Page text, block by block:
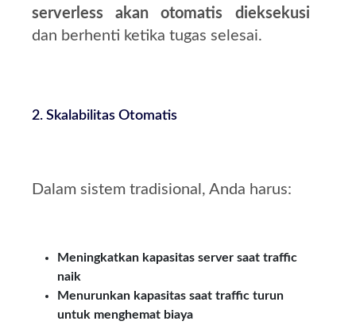
serverless akan otomatis dieksekusi
dan berhenti ketika tugas selesai.
2. Skalabilitas Otomatis
Dalam sistem tradisional, Anda harus:
Meningkatkan kapasitas server saat traffic
naik
Menurunkan kapasitas saat traffic turun
untuk menghemat biaya